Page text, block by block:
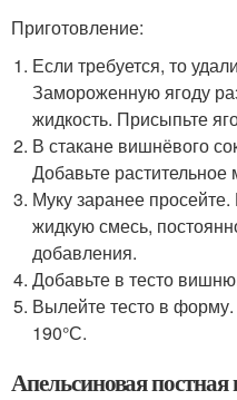
Приготовление:
Если требуется, то
Замороженную ягоду
жидкость. Присыпьте
В стакане вишнёвого
Добавьте растительное
Муку заранее
жидкую смесь,
добавления.
Добавьте в тесто
Вылейте тесто в
190°С.
Апельсиновая